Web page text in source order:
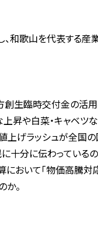
山を代表する産業
生臨時交付金の活用
菜・キャベツなど
ラッシュが全国の
分に伝わっているの
いて「物価高騰対
。